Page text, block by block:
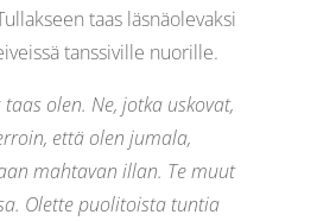
taas läsnäolevaksi
tanssiville nuorille.
taas olen. Ne, jotka uskovat,
että olen jumala,
mahtavan illan. Te muut
Olette puolitoista tuntia